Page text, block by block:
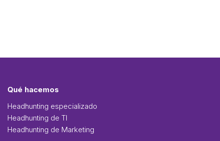
Qué hacemos
Headhunting especializado
Headhunting de TI
Headhunting de Marketing